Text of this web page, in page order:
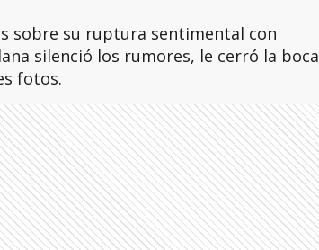
sobre su ruptura sentimental con
silenció los rumores, le cerró la boca
fotos.